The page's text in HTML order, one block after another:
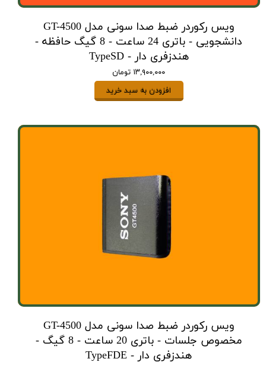
ویس رکوردر ضبط صدا سونی مدل GT-4500
دانشجویی - باتری 24 ساعت - 8 گیگ حافظه -
هندزفری دار - TypeSD
۱۳,۹۰۰,۰۰۰ تومان
افزودن به سبد خرید
ویس رکوردر ضبط صدا سونی مدل GT-4500
مخصوص جلسات - باتری 20 ساعت - 8 گیگ -
هندزفری دار - TypeFDE